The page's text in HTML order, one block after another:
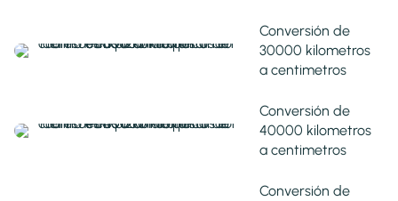
Conversión de
30000 kilometros
a centimetros
Conversión de
40000 kilometros
a centimetros
Conversión de